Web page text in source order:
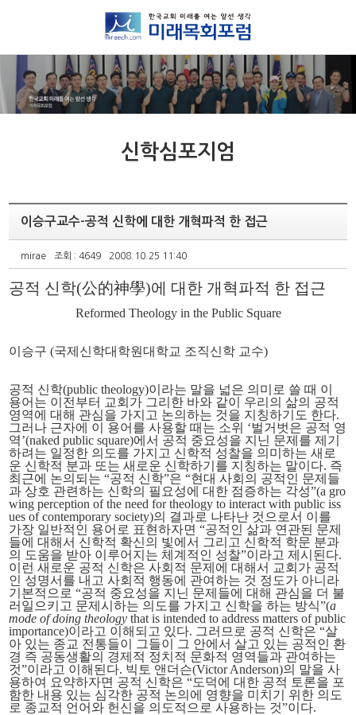
신학심포지엄
이승구교수-공적 신학에 대한 개혁파적 한 접근
mirae 조회 : 4649 2008.10.25 11:40
공적 신학(公的神學)에 대한 개혁파적 한 접근
Reformed Theology in the Public Square
이승구 (국제신학대학원대학교 조직신학 교수)
공적 신학(public theology)이라는 말을 넓은 의미로 쓸 때 이
용어는 이전부터 교회가 그리한 바와 같이 우리의 삶의 공적
영역에 대해 관심을 가지고 논의하는 것을 지칭하기도 한다.
그러나 근자에 이 용어를 사용할 때는 소위 ‘벌거벗은 공적 영
역’(naked public square)에서 공적 중요성을 지닌 문제를 제기
하려는 일정한 의도를 가지고 신학적 성찰을 의미하는새로
운 신학적 분과 또는 새로운 신학하기를 지칭하는 말이다. 즉
최근에 논의되는 “공적 신학”은 “현대 사회의 공적인 문제들
과 상호 관련하는 신학의 필요성에 대한 점증하는 각성”(a gro
wing perception of the need for theology to interact with public iss
ues of contemporary society)의 결과로 나타난 것으로서 이를
가장 일반적인 용어로 표현하자면 “공적인 삶과 연관된 문제
들에 대해서 신학적 확신의 빛에서 그리고 신학적 학문 분과
의 도움을 받아 이루어지는 체계적인 성찰”이라고 제시된다.
이런 새로운 공적 신학은 사회적 문제에 대해서 교회가 공적
인 성명서를 내고 사회적 행동에 관여하는 것 정도가 아니라
기본적으로 “공적 중요성을 지닌 문제들에 대해 관심을 더 불
러일으키고 문제시하는 의도를 가지고 신학을 하는 방식”(a
mode of doing theology that is intended to address matters of public
importance)이라고 이해되고 있다. 그러므로 공적 신학은 “살
아 있는 종교 전통들이 그들이 그 안에서 살고 있는 공적인 환
경 즉 공동생활의 경제적 정치적 문화적 영역들과 관여하는
것”이라고 이해된다. 빅토 앤더슨(Victor Anderson)의 말을 사
용하여 요약하자면 공적 신학은 “도덕에 대한 공적 토론을 포
함한 내용 있는 심각한 공적 논의에 영향을 미치기 위한 의도
로 종교적 언어와 헌신을 의도적으로 사용하는 것”이다.